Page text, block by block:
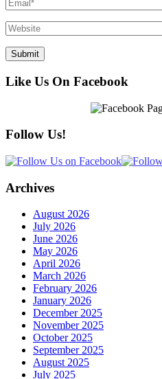
Like Us On Facebook
Follow Us!
Archives
August 2026
July 2026
June 2026
May 2026
April 2026
March 2026
February 2026
January 2026
December 2025
November 2025
October 2025
September 2025
August 2025
July 2025